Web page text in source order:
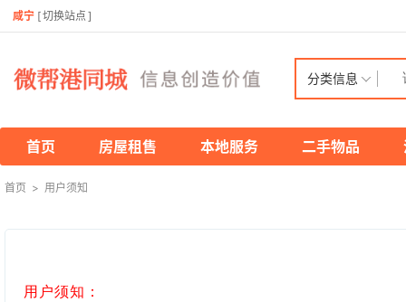
咸宁 [切换站点 ]
分类信息
首页 房屋租售 本地服务 二手物品
首页 > 用户须知
用户须知：